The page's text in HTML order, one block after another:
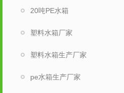
20吨PE水箱
塑料水箱厂家
塑料水箱生产厂家
pe水箱生产厂家